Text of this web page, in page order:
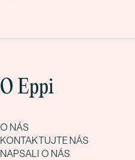
O Eppi
O NÁS
KONTAKTUJTE NÁS
NAPSALI O NÁS